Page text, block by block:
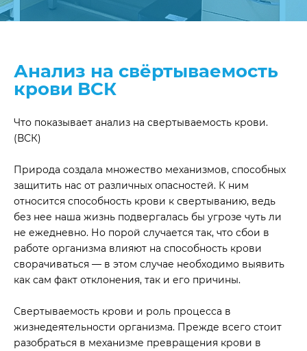
Анализ на свёртываемость
крови ВСК
Что показывает анализ на свертываемость крови.
(ВСК)
Природа создала множество механизмов, способных
защитить нас от различных опасностей. К ним
относится способность крови к свертыванию, ведь
без нее наша жизнь подвергалась бы угрозе чуть ли
не ежедневно. Но порой случается так, что сбои в
работе организма влияют на способность крови
сворачиваться — в этом случае необходимо выявить
как сам факт отклонения, так и его причины.
Свертываемость крови и роль процесса в
жизнедеятельности организма. Прежде всего стоит
разобраться в механизме превращения крови в